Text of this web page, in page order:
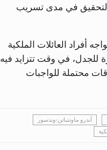
التحقيق في مدى تسريب
أفراد العائلات الملكية
للجدل، في وقت تتزايد فيه
محتملة للواجبات
آندرو ماونتباتن-وندسور